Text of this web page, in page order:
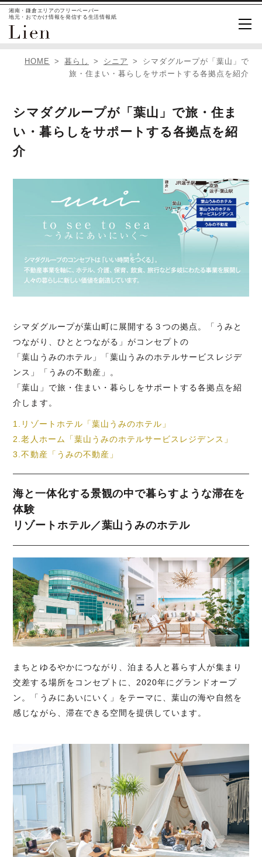
湘南・鎌倉エリアのフリーペーパー
地元・おでかけ情報を発信する生活情報紙
HOME 暮らし シニア
シマダグループが「葉山」で
旅・住まい・暮らしをサポートする各拠点を紹介
シマダグループが「葉山」で旅・住ま
い・暮らしをサポートする各拠点を紹
介
シマダグループが葉山町に展開する３つの拠点。「うみと
つながり、ひととつながる」がコンセプトの
「葉山うみのホテル」「葉山うみのホテルサービスレジデ
ンス」「うみの不動産」。
「葉山」で旅・住まい・暮らしをサポートする各拠点を紹
介します。
1.リゾートホテル「葉山うみのホテル」
2.老人ホーム「葉山うみのホテルサービスレジデンス」
3.不動産「うみの不動産」
海と一体化する景観の中で暮らすような滞在を
体験
リゾートホテル／葉山うみのホテル
まちとゆるやかにつながり、泊まる人と暮らす人が集まり
交差する場所をコンセプトに、2020年にグランドオープ
ン。「うみにあいにいく」をテーマに、葉山の海や自然を
感じながら、滞在できる空間を提供しています。